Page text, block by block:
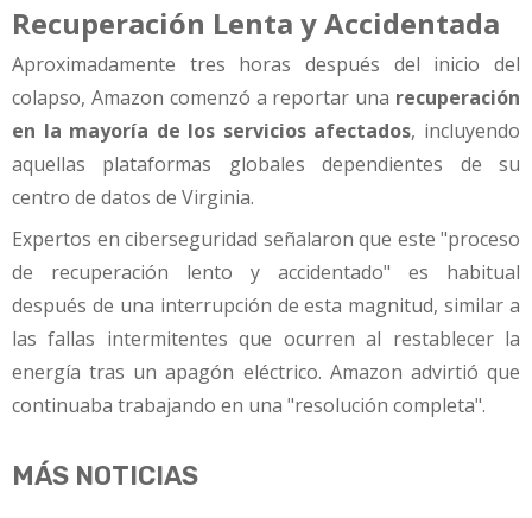
Recuperación Lenta y Accidentada
Aproximadamente tres horas después del inicio del
colapso, Amazon comenzó a reportar una recuperación
en la mayoría de los servicios afectados, incluyendo
aquellas plataformas globales dependientes de su
centro de datos de Virginia.
Expertos en ciberseguridad señalaron que este "proceso
de recuperación lento y accidentado" es habitual
después de una interrupción de esta magnitud, similar a
las fallas intermitentes que ocurren al restablecer la
energía tras un apagón eléctrico. Amazon advirtió que
continuaba trabajando en una "resolución completa".
MÁS NOTICIAS